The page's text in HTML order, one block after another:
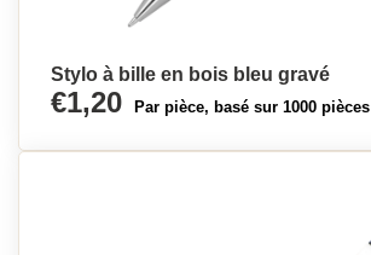
Stylo à bille en bois bleu gravé
€1,20 Par pièce, basé sur 1000 pièces